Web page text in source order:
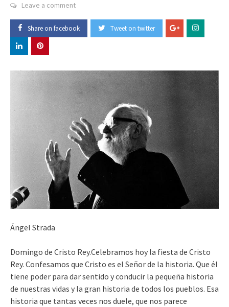
Leave a comment
Share on facebook Tweet on twitter
Ángel Strada
Domingo de Cristo Rey.Celebramos hoy la fiesta de Cristo
Rey. Confesamos que Cristo es el Señor de la historia. Que él
tiene poder para dar sentido y conducir la pequeña historia
de nuestras vidas y la gran historia de todos los pueblos. Esa
historia que tantas veces nos duele, que nos parece